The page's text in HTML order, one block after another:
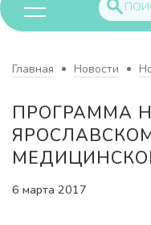
Главная Новости
ПРОГРАММА
6 марта 2017